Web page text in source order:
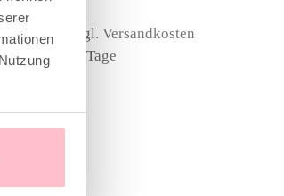
89,00 €
MwSt. zzgl.Versandkosten
3-5 Tage